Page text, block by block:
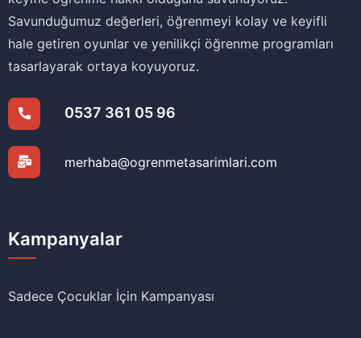
Savunduğumuz değerleri, öğrenmeyi kolay ve keyifli
hale getiren oyunlar ve yenilikçi öğrenme programları
tasarlayarak ortaya koyuyoruz.
0537 361 05 96
merhaba@ogrenmetasarimlari.com
Kampanyalar
Sadece Çocuklar İçin Kampanyası